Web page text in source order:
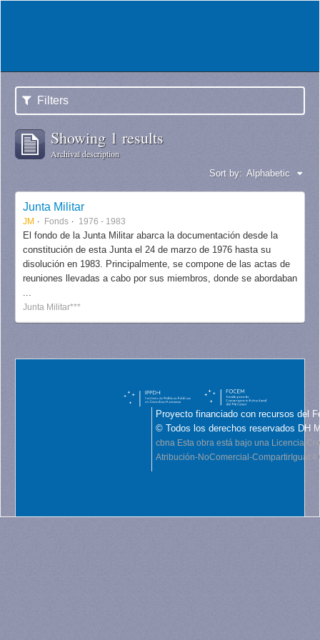
Filters
Showing 1 results
Archival description
Sort by: Alphabetic
Junta Militar
JM Fonds 1976 - 1983
El fondo de la Junta Militar abarca la documentación desde la
constitución de esta Junta el 24 de marzo de 1976 hasta su
disolución en 1983. Principalmente, se compone de las actas de
reuniones llevadas a cabo por sus miembros, donde se abordaban
...
Junta Militar***
Proyecto financiado con recursos del
© Todos los derechos reservados DH
cbna Esta obra está bajo una Licencia
Atribución-NoComercial-CompartirIgual